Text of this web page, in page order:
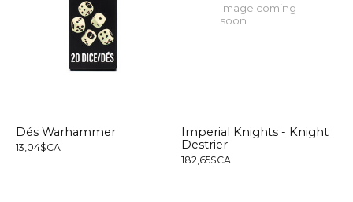
Dés Warhammer
13,04$CA
Image coming
soon
Imperial Knights - Knight
Destrier
182,65$CA